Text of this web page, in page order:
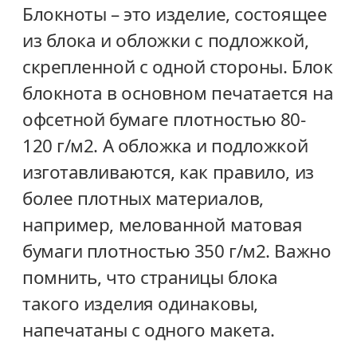
Блокноты – это изделие, состоящее
из блока и обложки с подложкой,
скрепленной с одной стороны. Блок
блокнота в основном печатается на
офсетной бумаге плотностью 80-
120 г/м2. А обложка и подложкой
изготавливаются, как правило, из
более плотных материалов,
например, мелованной матовая
бумаги плотностью 350 г/м2. Важно
помнить, что страницы блока
такого изделия одинаковы,
напечатаны с одного макета.